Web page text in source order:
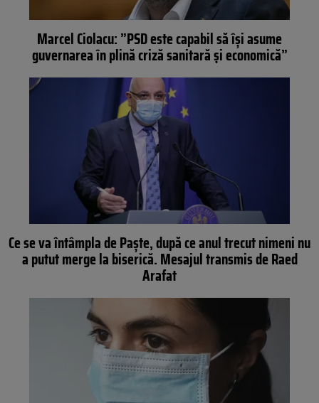
Marcel Ciolacu: ”PSD este capabil să își asume
guvernarea în plină criză sanitară și economică”
Ce se va întâmpla de Paște, după ce anul trecut nimeni nu
a putut merge la biserică. Mesajul transmis de Raed
Arafat